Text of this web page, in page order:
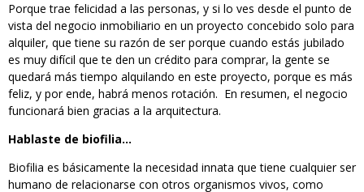
Porque trae felicidad a las personas, y si lo ves desde el punto de
vista del negocio inmobiliario en un proyecto concebido solo para
alquiler, que tiene su razón de ser porque cuando estás jubilado
es muy difícil que te den un crédito para comprar, la gente se
quedará más tiempo alquilando en este proyecto, porque es más
feliz, y por ende, habrá menos rotación. En resumen, el negocio
funcionará bien gracias a la arquitectura.
Hablaste de biofilia…
Biofilia es básicamente la necesidad innata que tiene cualquier ser
humano de relacionarse con otros organismos vivos, como